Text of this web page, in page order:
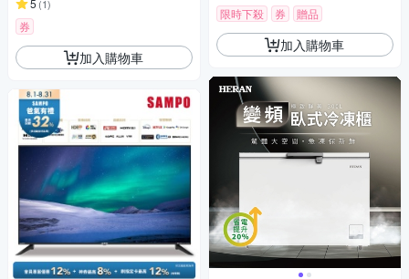
5 (1)
券
加入購物車
限時下殺 券 贈品
加入購物車